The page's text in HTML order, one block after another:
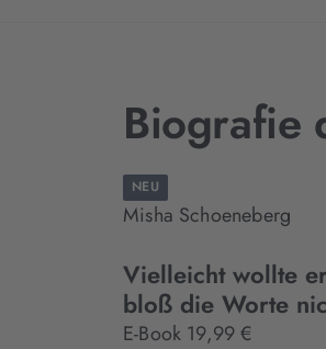
Biografie
NEU
Misha Schoeneberg
Vielleicht wollte
bloß die Worte
E-Book 19,99 €